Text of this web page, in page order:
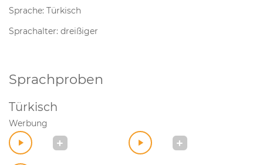
Sprache: Türkisch
Sprachalter: dreißiger
Sprachproben
Türkisch
Werbung